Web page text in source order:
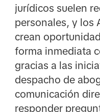
jurídicos suelen
personales, y los
crean
forma inmediata
gracias a las
despacho de
comunicación
responder